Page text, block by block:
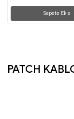
Sepete Ekle
PATCH